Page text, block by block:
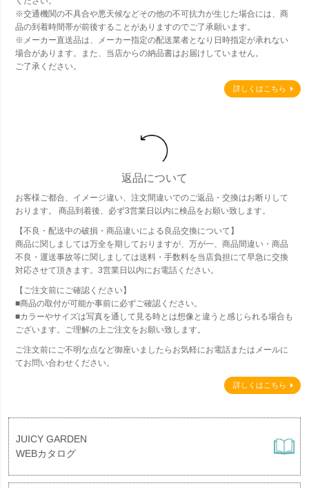
※交通機関の不具合や悪天候などその他の不可抗力が生じた場合には、商
品の到着時間帯が前後することがありますのでご了承願います。
※メーカー直送品は、メーカー指定の配送業者となり日時指定が承れない
場合があります。また、当店からの納品書はお届けしていません。
ご了承ください。
詳しくはこちら
返品について
お客様ご都合、イメージ違い、注文間違いでのご返品・交換はお断りして
おります。 商品到着後、必ず3営業日以内に検品をお願い致します。
【不良・配送中の破損・商品違いによる良品交換について】
商品に関しましては万全を期しておりますが、万が一、商品間違い・商品
不良・運送事故等に関しましては送料・手数料を当店負担にて早急に交換
対応させて頂きます。3営業日以内にお電話ください。
【ご注文前にご確認ください】
■商品の取付が可能か事前に必ずご確認ください。
■カラーやサイズは写真を通して見る時とは想像と違うと感じられる場合も
ございます。ご理解の上ご注文をお願い致します。
ご注文前にご不明な点など御座いましたらお気軽にお電話またはメールに
てお問い合わせください。
詳しくはこちら
JUICY GARDEN
WEBカタログ